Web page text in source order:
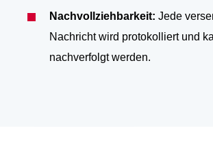
Nachvollziehbarkeit: Jede
Nachricht wird protokolliert und
nachverfolgt werden.